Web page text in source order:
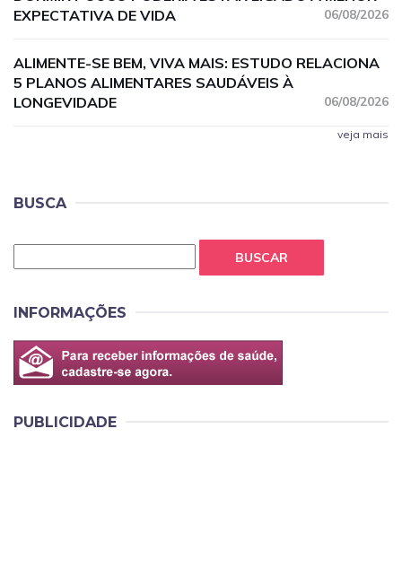
EXPECTATIVA DE VIDA
06/08/2026
ALIMENTE-SE BEM, VIVA MAIS: ESTUDO RELACIONA
5 PLANOS ALIMENTARES SAUDÁVEIS À
LONGEVIDADE
06/08/2026
veja mais
BUSCA
BUSCAR
INFORMAÇÕES
PUBLICIDADE